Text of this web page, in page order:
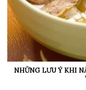
NHỮNG LƯU Ý KHI